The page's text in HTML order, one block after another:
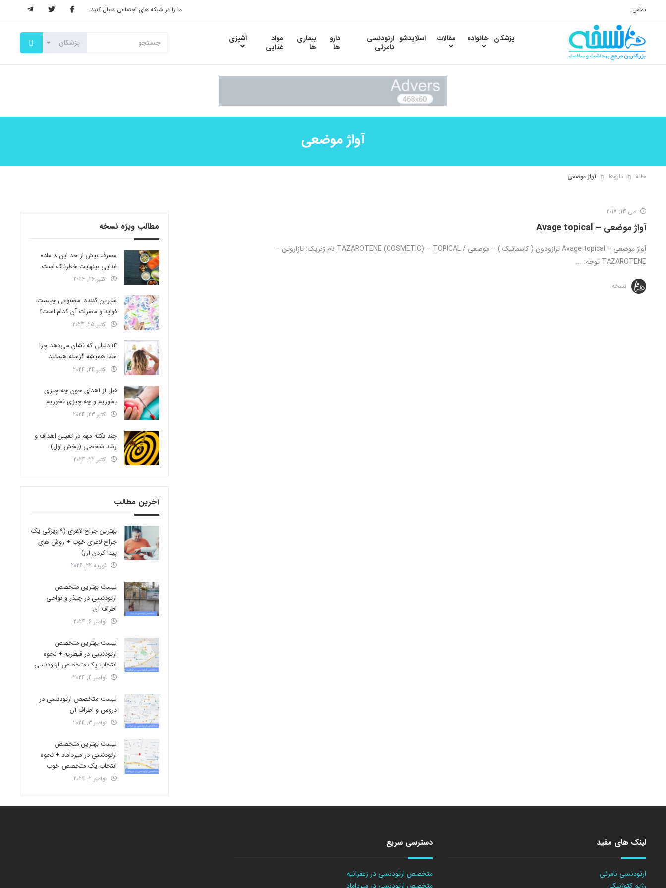
تماس ما را در شبکه های اجتماعی دنبال کنید:
پزشکان خانواده مقالات اسلایدشو ارتودنسی
نامرئی
دارو
ها
بیماری
ها
مواد
غذایی
آشپزی
آواژ موضعی
خانه داروها آواژ موضعی
می 13, 2017
آواژ موضعی – Avage topical
آواژ موضعی – Avage topical ترازودون ( کاسماتیک ) – موضعی / TAZAROTENE (COSMETIC) – TOPICAL نام ژنریک: تازاروتن –
TAZAROTENE توجه: ...
نسخه
مطالب ویژه نسخه
مصرف بیش از حد این 8 ماده
غذایی بینهایت خطرناک است
اکتبر 26, 2024
شیرین کننده مصنوعی چیست،
فواید و مضرات آن کدام است؟
اکتبر 25, 2024
14 دلیلی که نشان می‌دهد چرا
شما همیشه گرسنه هستید
اکتبر 24, 2024
قبل از اهدای خون چه چیزی
بخوریم و چه چیزی نخوریم
اکتبر 23, 2024
چند نکته مهم در تعیین اهداف و
رشد شخصی (بخش اول)
اکتبر 22, 2024
آخرین مطالب
بهترین جراح لاغری (9 ویژگی یک
جراح لاغری خوب + روش های
پیدا کردن آن)
فوریه 22, 2026
لیست بهترین متخصص
ارتودنسی در چیذر و نواحی
اطراف آن
نوامبر 6, 2024
لیست بهترین متخصص
ارتودنسی در قیطریه + نحوه
انتخاب یک متخصص ارتودنسی
نوامبر 4, 2024
لیست متخصص ارتودنسی در
دروس و اطراف آن
نوامبر 3, 2024
لیست بهترین متخصص
ارتودنسی در میرداماد + نحوه
انتخاب یک متخصص خوب
نوامبر 2, 2024
لینک های مفید
ارتودنسی نامرئی
رژیم کتوژنیک
دسترسی سریع
متخصص ارتودنسی در زعفرانیه
متخصص ارتودنسی در میرداماد